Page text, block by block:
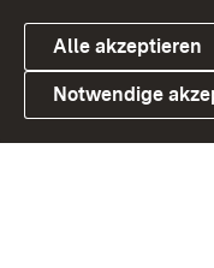
Link zum
Alle akzeptieren
Notwendige